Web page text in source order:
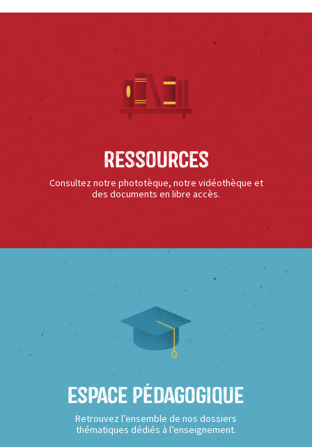
Ressources
Consultez notre phototèque, notre vidéothèque et
des documents en libre accès.
Espace Pédagogique
Retrouvez l’ensemble de nos dossiers
thématiques dédiés à l’enseignement.